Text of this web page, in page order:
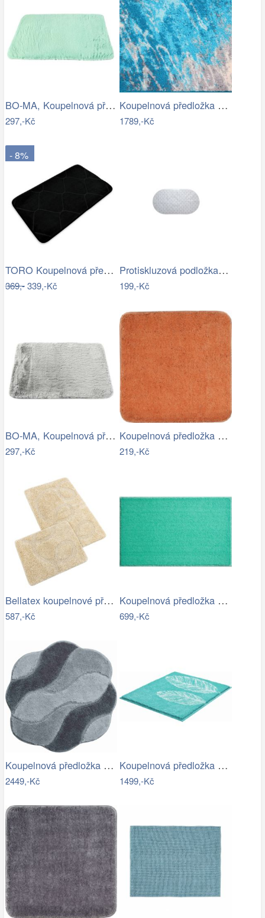
BO-MA, Koupelnová předložka Rabbit New…
297,-Kč
Koupelnová předložka MAGMA
1789,-Kč
- 8%
TORO Koupelnová předložka 50x80 černá
369,-339,-Kč
Protiskluzová podložka do koupelny…
199,-Kč
BO-MA, Koupelnová předložka Rabbit New…
297,-Kč
Koupelnová předložka Optima 55x55 cm…
219,-Kč
Bellatex koupelnové předložky…
587,-Kč
Koupelnová předložka ROMAN
699,-Kč
Koupelnová předložka CARMEN
2449,-Kč
Koupelnová předložka DUETTO
1499,-Kč